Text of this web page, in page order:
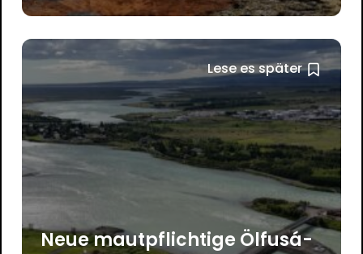
Lese es später
Neue mautpflichtige Ölfusá-